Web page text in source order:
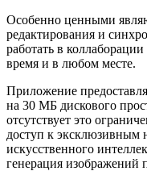
Особенно ценными
редактирования и
работать в
время и в любом месте.
Приложение
на 30 МБ дискового
отсутствует это
доступ к эксклюзивным
искусственного
генерация изображений